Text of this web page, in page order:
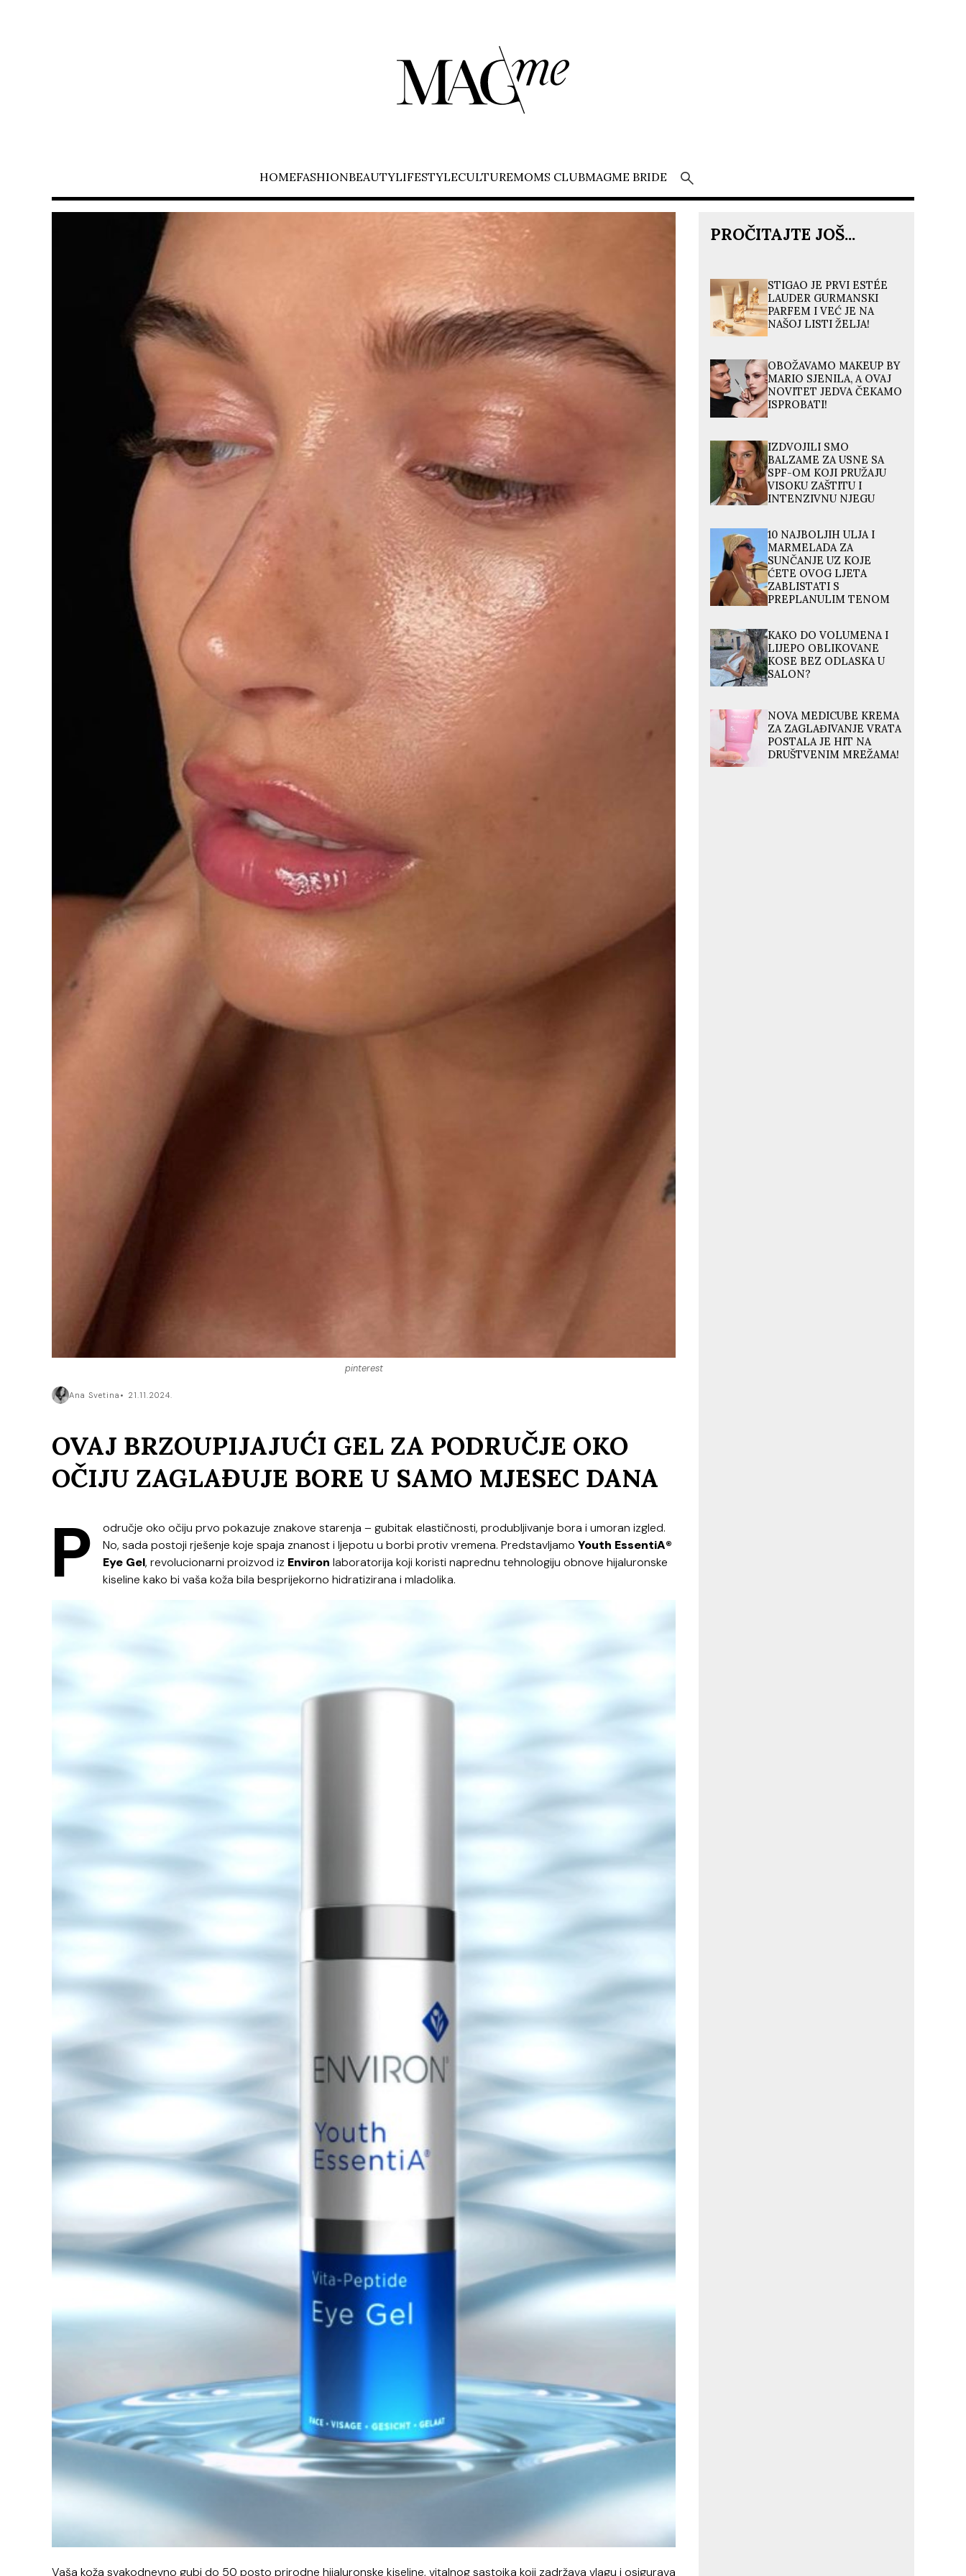
HOMEFASHIONBEAUTYLIFESTYLECULTUREMOMS CLUBMAGME BRIDE
pinterest
Ana Svetina 21.11.2024.
OVAJ BRZOUPIJAJUĆI GEL ZA PODRUČJE OKO
OČIJU ZAGLAĐUJE BORE U SAMO MJESEC DANA
P
odručje oko očiju prvo pokazuje znakove starenja – gubitak elastičnosti, produbljivanje bora i umoran izgled.
No, sada postoji rješenje koje spaja znanost i ljepotu u borbi protiv vremena. Predstavljamo Youth EssentiA®
Eye Gel, revolucionarni proizvod iz Environ laboratorija koji koristi naprednu tehnologiju obnove hijaluronske
kiseline kako bi vaša koža bila besprijekorno hidratizirana i mladolika.
Vaša koža svakodnevno gubi do 50 posto prirodne hijaluronske kiseline, vitalnog sastojka koji zadržava vlagu i osigurava
PROČITAJTE JOŠ...
STIGAO JE PRVI ESTÉE
LAUDER GURMANSKI
PARFEM I VEĆ JE NA
NAŠOJ LISTI ŽELJA!
OBOŽAVAMO MAKEUP BY
MARIO SJENILA, A OVAJ
NOVITET JEDVA ČEKAMO
ISPROBATI!
IZDVOJILI SMO
BALZAME ZA USNE SA
SPF-OM KOJI PRUŽAJU
VISOKU ZAŠTITU I
INTENZIVNU NJEGU
10 NAJBOLJIH ULJA I
MARMELADA ZA
SUNČANJE UZ KOJE
ĆETE OVOG LJETA
ZABLISTATI S
PREPLANULIM TENOM
KAKO DO VOLUMENA I
LIJEPO OBLIKOVANE
KOSE BEZ ODLASKA U
SALON?
NOVA MEDICUBE KREMA
ZA ZAGLAĐIVANJE VRATA
POSTALA JE HIT NA
DRUŠTVENIM MREŽAMA!